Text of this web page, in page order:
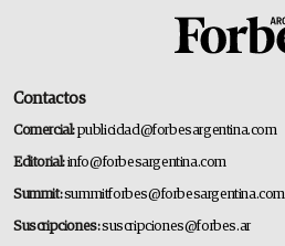
Contactos
Comercial:publicidad@forbesargentina.com
Editorial:info@forbesargentina.com
Summit:summitforbes@forbesargentina.com
Suscripciones:suscripciones@forbes.ar